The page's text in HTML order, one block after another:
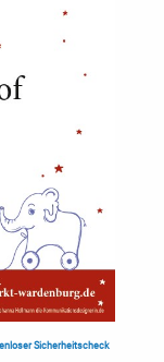
Sicherheitscheck